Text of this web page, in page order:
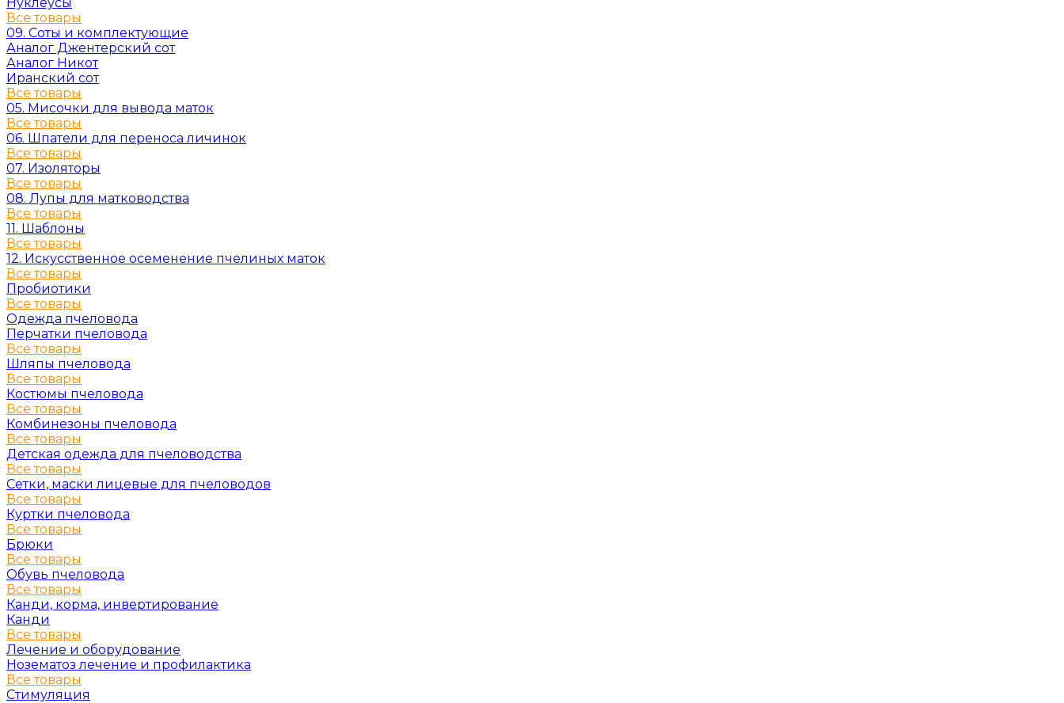
Все товары
09. Соты и комплектующие
Аналог Джентерский сот
Аналог Никот
Иранский сот
Все товары
05. Мисочки для вывода маток
Все товары
06. Шпатели для переноса личинок
Все товары
07. Изоляторы
Все товары
08. Лупы для матководства
Все товары
11. Шаблоны
Все товары
12. Искусственное осеменение пчелиных маток
Все товары
Пробиотики
Все товары
Одежда пчеловода
Перчатки пчеловода
Все товары
Шляпы пчеловода
Все товары
Костюмы пчеловода
Все товары
Комбинезоны пчеловода
Все товары
Детская одежда для пчеловодства
Все товары
Сетки, маски лицевые для пчеловодов
Все товары
Куртки пчеловода
Все товары
Брюки
Все товары
Обувь пчеловода
Все товары
Канди, корма, инвертирование
Канди
Все товары
Лечение и оборудование
Нозематоз лечение и профилактика
Все товары
Стимуляция